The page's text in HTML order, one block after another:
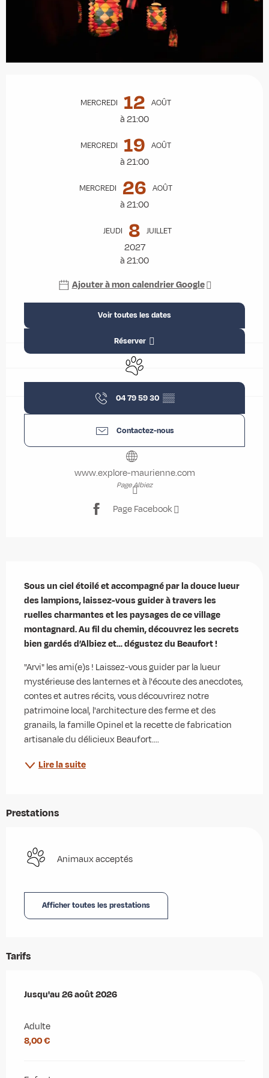
MERCREDI 12 AOÛT
à 21:00
MERCREDI 19 AOÛT
à 21:00
MERCREDI 26 AOÛT
à 21:00
JEUDI 8 JUILLET
2027
à 21:00
Ajouter à mon calendrier Google
Voir toutes les dates
Réserver
Animaux acceptés
04 79 59 30 ▒▒
Contactez-nous
www.explore-maurienne.com
Page Albiez
Page Facebook
Sous un ciel étoilé et accompagné par la douce lueur
des lampions, laissez-vous guider à travers les
ruelles charmantes et les paysages de ce village
montagnard. Au fil du chemin, découvrez les secrets
bien gardés d’Albiez et… dégustez du Beaufort !
"Arvi" les ami(e)s ! Laissez-vous guider par la lueur
mystérieuse des lanternes et à l'écoute des anecdotes,
contes et autres récits, vous découvrirez notre
patrimoine local, l'architecture des ferme et des
granails, la famille Opinel et la recette de fabrication
artisanale du délicieux Beaufort....
Lire la suite
Prestations
Animaux acceptés
Afficher toutes les prestations
Tarifs
Du8 juillet 2026au26 août 2026
Jusqu'au26 août 2026
Adulte
8,00 €